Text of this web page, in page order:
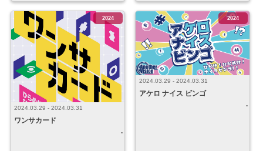
2024.03.29 - 2024.03.31
ワンサカード
2024
2024.03.29 - 2024.03.31
アケロ ナイス ビンゴ
2024